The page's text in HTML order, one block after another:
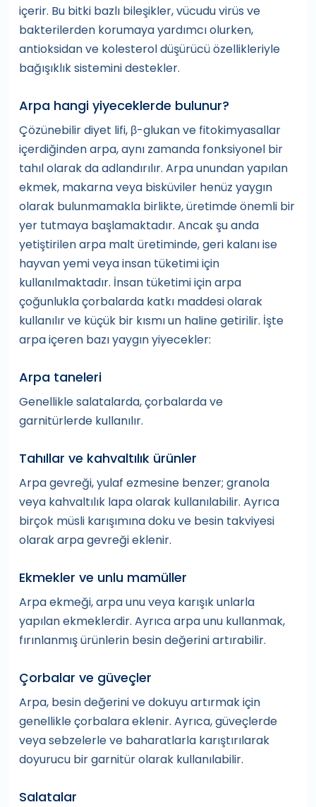
içerir. Bu bitki bazlı bileşikler, vücudu virüs ve
bakterilerden korumaya yardımcı olurken,
antioksidan ve kolesterol düşürücü özellikleriyle
bağışıklık sistemini destekler.
Arpa hangi yiyeceklerde bulunur?
Çözünebilir diyet lifi, β-glukan ve fitokimyasallar
içerdiğinden arpa, aynı zamanda fonksiyonel bir
tahıl olarak da adlandırılır. Arpa unundan yapılan
ekmek, makarna veya bisküviler henüz yaygın
olarak bulunmamakla birlikte, üretimde önemli bir
yer tutmaya başlamaktadır. Ancak şu anda
yetiştirilen arpa malt üretiminde, geri kalanı ise
hayvan yemi veya insan tüketimi için
kullanılmaktadır. İnsan tüketimi için arpa
çoğunlukla çorbalarda katkı maddesi olarak
kullanılır ve küçük bir kısmı un haline getirilir. İşte
arpa içeren bazı yaygın yiyecekler:
Arpa taneleri
Genellikle salatalarda, çorbalarda ve
garnitürlerde kullanılır.
Tahıllar ve kahvaltılık ürünler
Arpa gevreği, yulaf ezmesine benzer; granola
veya kahvaltılık lapa olarak kullanılabilir. Ayrıca
birçok müsli karışımına doku ve besin takviyesi
olarak arpa gevreği eklenir.
Ekmekler ve unlu mamüller
Arpa ekmeği, arpa unu veya karışık unlarla
yapılan ekmeklerdir. Ayrıca arpa unu kullanmak,
fırınlanmış ürünlerin besin değerini artırabilir.
Çorbalar ve güveçler
Arpa, besin değerini ve dokuyu artırmak için
genellikle çorbalara eklenir. Ayrıca, güveçlerde
veya sebzelerle ve baharatlarla karıştırılarak
doyurucu bir garnitür olarak kullanılabilir.
Salatalar